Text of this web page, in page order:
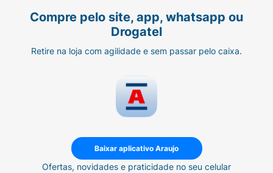
Compre pelo site, app, whatsapp ou
Drogatel
Retire na loja com agilidade e sem passar pelo caixa.
Baixar aplicativo Araujo
Ofertas, novidades e praticidade no seu celular